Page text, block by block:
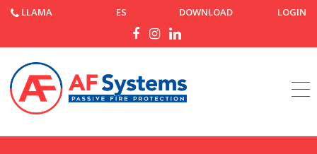
LLAMA ES DOWNLOAD LOGIN
Página de inicio